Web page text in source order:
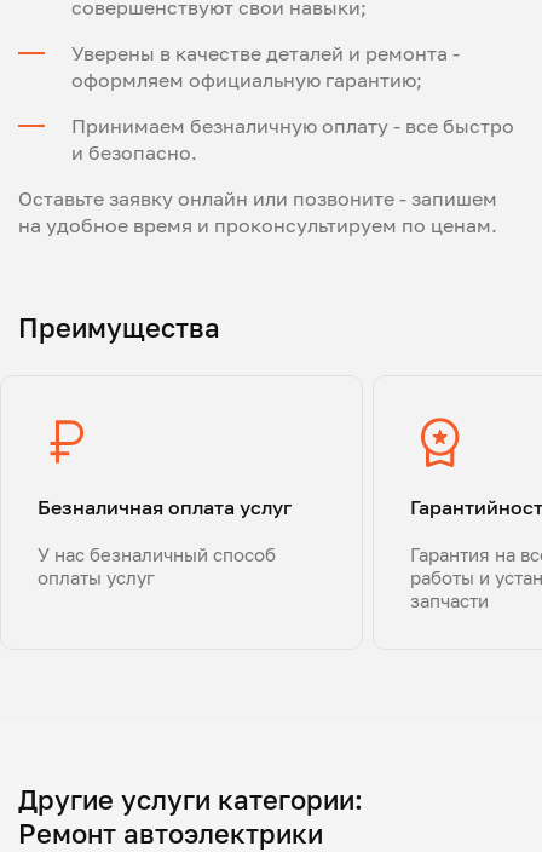
совершенствуют свои навыки;
Уверены в качестве деталей и ремонта -
оформляем официальную гарантию;
Принимаем безналичную оплату - все быстро
и безопасно.
Оставьте заявку онлайн или позвоните - запишем
на удобное время и проконсультируем по ценам.
Преимущества
Безналичная оплата услуг
У нас безналичный способ
оплаты услуг
Гарантия на
работы и
запчасти
Другие услуги категории:
Ремонт автоэлектрики